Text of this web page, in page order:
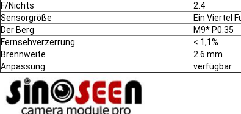
F/Nichts
2.4
Sensorgröße
Ein Viertel
Der Berg
M9* P0.35
Fernsehverzerrung
< 1,1%
Brennweite
2.6 mm
Anpassung
verfügbar